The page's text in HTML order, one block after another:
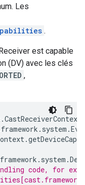
Les
.
est capable
(DV) avec les clés
,
.CastReceiverContext
framework . system .
.
framework . system .
code, for